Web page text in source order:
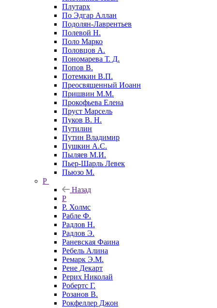
Плутарх
По Эдгар Аллан
Подолян-Лаврентьев
Полевой Н.
Поло Марко
Половцов А.
Пономарева Т. Д.
Попов В.
Потемкин В.П.
Преосвященный Иоанн
Пришвин М.М.
Прокофьева Елена
Пруст Марсель
Пуков В. Н.
Путилин
Путин Владимир
Пушкин А.С.
Пыляев М.И.
Пьер-Шарль Левек
Пьюзо М.
Р
Назад
Р
Р. Холмс
Рабле Ф.
Радлов Н.
Радлов Э.
Раневская Фаина
Ребель Алина
Ремарк Э.М.
Рене Декарт
Рерих Николай
Робертс Г.
Розанов В.
Рокфеллер Джон